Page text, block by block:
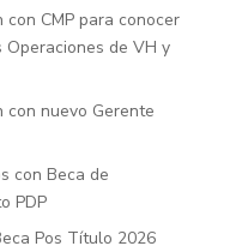
CMP para conocer
Operaciones de VH y
con nuevo Gerente
con Beca de
PDP
Pos Título 2026